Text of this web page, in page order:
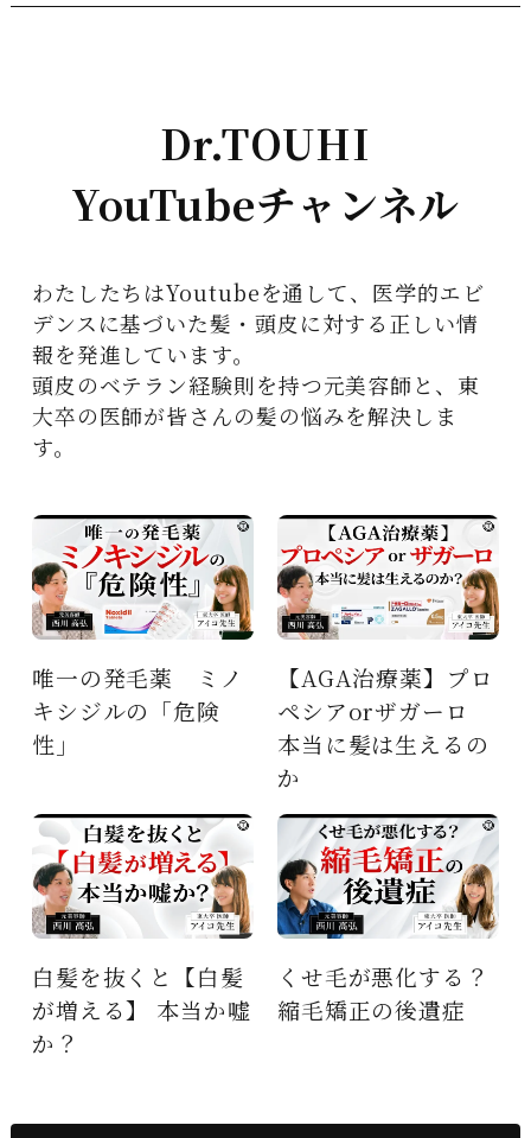
Dr.TOUHI
YouTubeチャンネル
わたしたちはYoutubeを通して、医学的エビ
デンスに基づいた髪・頭皮に対する正しい情
報を発進しています。
頭皮のベテラン経験則を持つ元美容師と、東
大卒の医師が皆さんの髪の悩みを解決しま
す。
【AGA治療薬】プロ
ペシアorザガーロ
本当に髪は生えるの
くせ毛が悪化する？
縮毛矯正の後遺症
東大卒医師が徹底解
説 AGA・薄毛 な
ぜ起きる？
くせ毛はなぜ起きる
のか？くせ毛の仕組